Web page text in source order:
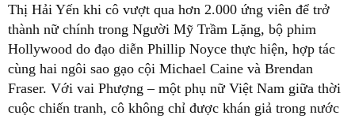
Thị Hải Yến khi cô vượt qua hơn 2.000 ứng viên để trở
thành nữ chính trong Người Mỹ Trầm Lặng, bộ phim
Hollywood do đạo diễn Phillip Noyce thực hiện, hợp tác
cùng hai ngôi sao gạo cội Michael Caine và Brendan
Fraser. Với vai Phượng – một phụ nữ Việt Nam giữa thời
cuộc chiến tranh, cô không chỉ được khán giả trong nước